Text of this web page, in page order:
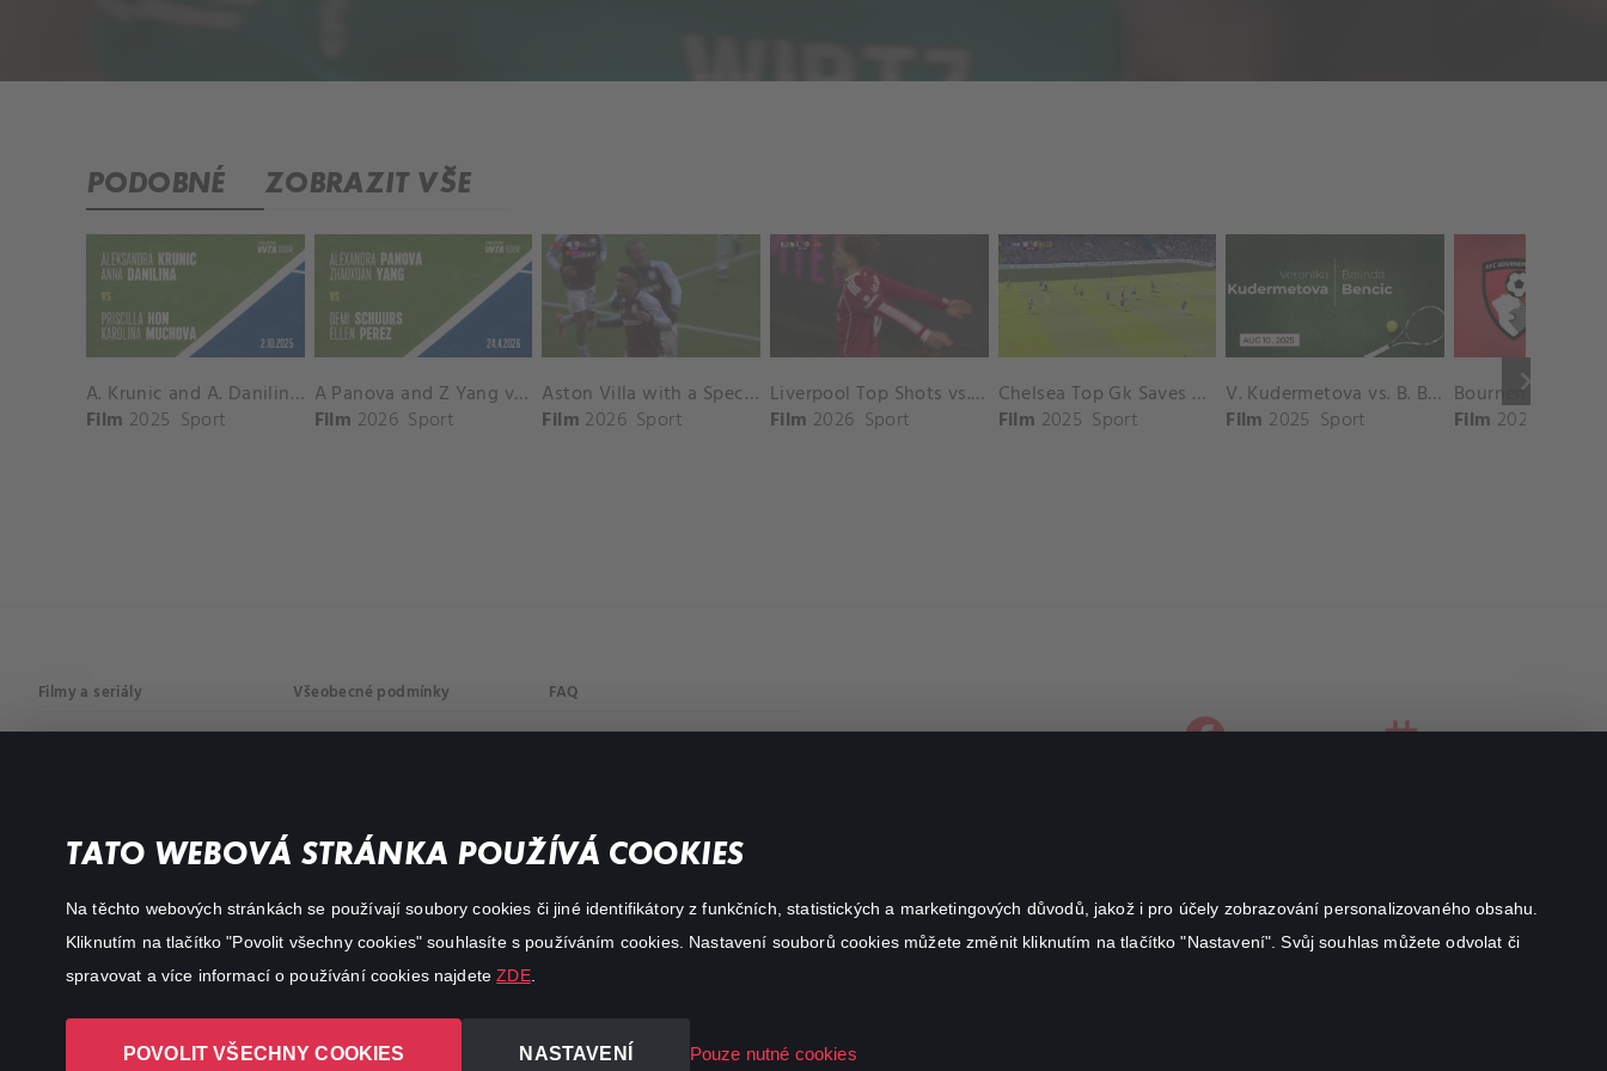
TATO WEBOVÁ STRÁNKA POUŽÍVÁ COOKIES
Na těchto webových stránkách se používají soubory cookies či jiné identifikátory z funkčních, statistických a marketingových důvodů, jakož i pro účely zobrazování personalizovaného obsahu.
Kliknutím na tlačítko "Povolit všechny cookies" souhlasíte s používáním cookies. Nastavení souborů cookies můžete změnit kliknutím na tlačítko "Nastavení". Svůj souhlas můžete odvolat či
spravovat a více informací o používání cookies najdeteZDE.
POVOLIT VŠECHNY COOKIES NASTAVENÍ Pouze nutné cookies
PODOBNÉ ZOBRAZIT VŠE
keyboard_arrow_right
A. Krunic and A. Danilina vs. P. Hon and K. Muchova Match Highlights - BEIJING_Capital Group Diamond ( October 02, 2025)
Film 2025 Sport
A Panova and Z Yang vs D Schuurs and E Perez Match Highlights - MADRID_Court 8 ( April 24, 2026)
Film 2026 Sport
Aston Villa with a Spectacular Goal vs. Nottingham Forest
Film 2026 Sport
Liverpool Top Shots vs. Fulham
Film 2026 Sport
Chelsea Top Gk Saves vs. Crystal Palace
Film 2025 Sport
V. Kudermetova vs. B. Bencic Match Highlights - CINCINNATI_Champions Court ( August 10, 2025)
Film 2025 Sport Film 2025
Filmy a seriály
Akční
Všeobecné podmínky FAQ
facebookinstagram
Canal+ Luxembourg S. à r.l. se sídlem Rue Albert Borschette 4,